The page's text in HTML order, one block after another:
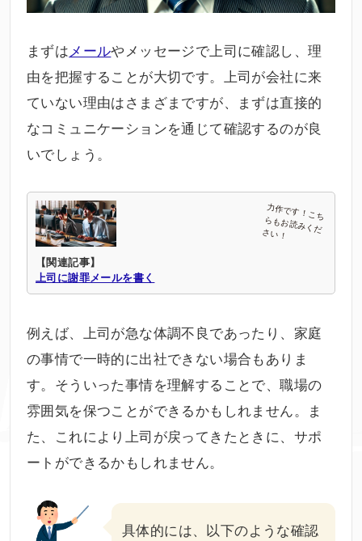
まずはメールやメッセージで上司に確認し、理
由を把握することが大切です。上司が会社に来
ていない理由はさまざまですが、まずは直接的
なコミュニケーションを通じて確認するのが良
いでしょう。
【関連記事】
上司に謝罪メールを書く
例えば、上司が急な体調不良であったり、家庭
の事情で一時的に出社できない場合もありま
す。そういった事情を理解することで、職場の
雰囲気を保つことができるかもしれません。ま
た、これにより上司が戻ってきたときに、サポ
ートができるかもしれません。
具体的には、以下のような確認